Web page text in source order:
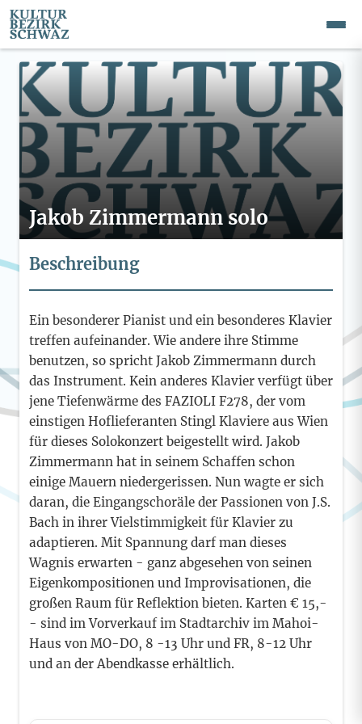
Jakob Zimmermann solo
Beschreibung
Ein besonderer Pianist und ein besonderes Klavier
treffen aufeinander. Wie andere ihre Stimme
benutzen, so spricht Jakob Zimmermann durch
das Instrument. Kein anderes Klavier verfügt über
jene Tiefenwärme des FAZIOLI F278, der vom
einstigen Hoflieferanten Stingl Klaviere aus Wien
für dieses Solokonzert beigestellt wird. Jakob
Zimmermann hat in seinem Schaffen schon
einige Mauern niedergerissen. Nun wagte er sich
daran, die Eingangschoräle der Passionen von J.S.
Bach in ihrer Vielstimmigkeit für Klavier zu
adaptieren. Mit Spannung darf man dieses
Wagnis erwarten - ganz abgesehen von seinen
Eigenkompositionen und Improvisationen, die
großen Raum für Reflektion bieten. Karten € 15,-
- sind im Vorverkauf im Stadtarchiv im Mahoi-
Haus von MO-DO, 8 -13 Uhr und FR, 8-12 Uhr
und an der Abendkasse erhältlich.